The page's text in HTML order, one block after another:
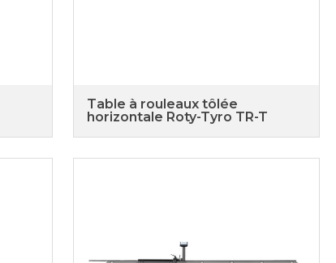
Table à rouleaux tôlée
horizontale Roty-Tyro TR-T